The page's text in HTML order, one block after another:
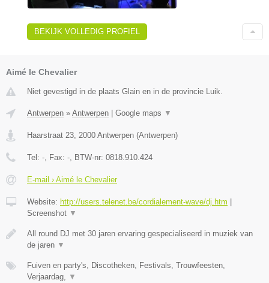
BEKIJK VOLLEDIG PROFIEL
Aimé le Chevalier
Niet gevestigd in de plaats Glain en in de provincie Luik.
Antwerpen » Antwerpen Google maps ▼
Haarstraat 23, 2000 Antwerpen (Antwerpen)
Tel: -, Fax: -, BTW-nr: 0818.910.424
E-mail › Aimé le Chevalier
Website: http://users.telenet.be/cordialement-wave/dj.htm
Screenshot ▼
All round DJ met 30 jaren ervaring gespecialiseerd in muziek van
de jaren ▼
Fuiven en party's, Discotheken, Festivals, Trouwfeesten,
Verjaardag, ▼